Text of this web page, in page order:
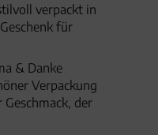
verpackt in
für
& Danke
Verpackung
der